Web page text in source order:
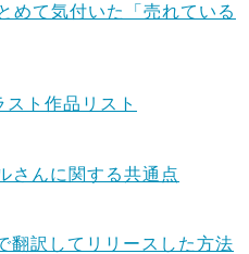
めて気付いた「売れている
ト作品リスト
さんに関する共通点
翻訳してリリースした方法